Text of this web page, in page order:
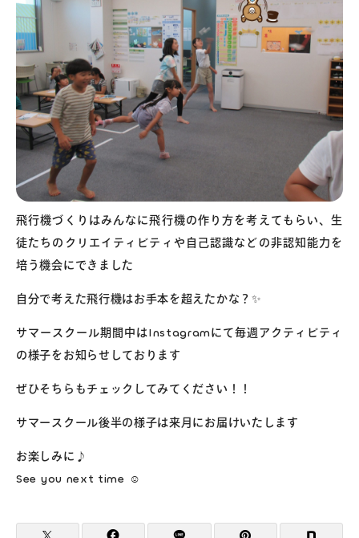
飛行機づくりはみんなに飛行機の作り方を考えてもらい、生
徒たちのクリエイティビティや自己認識などの非認知能力を
培う機会にできました
自分で考えた飛行機はお手本を超えたかな？✨
サマースクール期間中はInstagramにて毎週アクティビティ
の様子をお知らせしております
ぜひそちらもチェックしてみてください！！
サマースクール後半の様子は来月にお届けいたします
お楽しみに♪
See you next time ☺